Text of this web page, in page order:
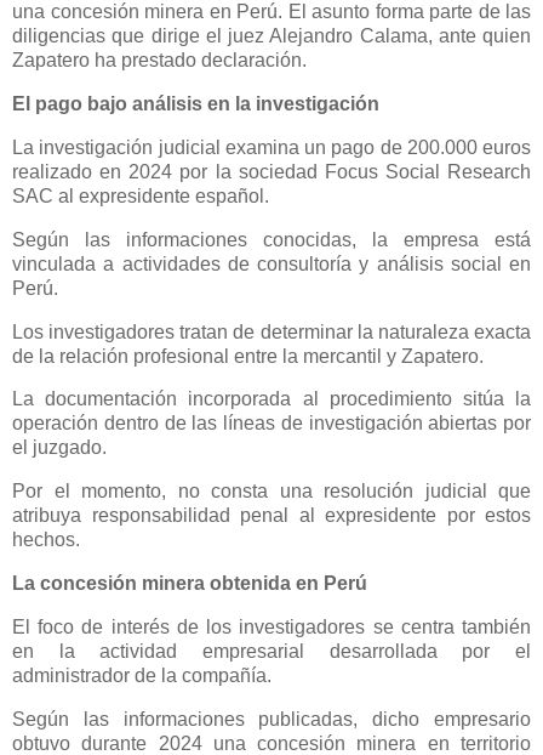
una concesión minera en Perú. El asunto forma parte de las
diligencias que dirige el juez Alejandro Calama, ante quien
Zapatero ha prestado declaración.
El pago bajo análisis en la investigación
La investigación judicial examina un pago de 200.000 euros
realizado en 2024 por la sociedad Focus Social Research
SAC al expresidente español.
Según las informaciones conocidas, la empresa está
vinculada a actividades de consultoría y análisis social en
Perú.
Los investigadores tratan de determinar la naturaleza exacta
de la relación profesional entre la mercantil y Zapatero.
La documentación incorporada al procedimiento sitúa la
operación dentro de las líneas de investigación abiertas por
el juzgado.
Por el momento, no consta una resolución judicial que
atribuya responsabilidad penal al expresidente por estos
hechos.
La concesión minera obtenida en Perú
El foco de interés de los investigadores se centra también
en la actividad empresarial desarrollada por el
administrador de la compañía.
Según las informaciones publicadas, dicho empresario
obtuvo durante 2024 una concesión minera en territorio